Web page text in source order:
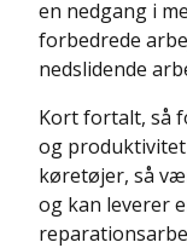
en nedgang i
forbedrede
nedslidende
Kort fortalt, så
og
køretøjer, så
og kan leverer